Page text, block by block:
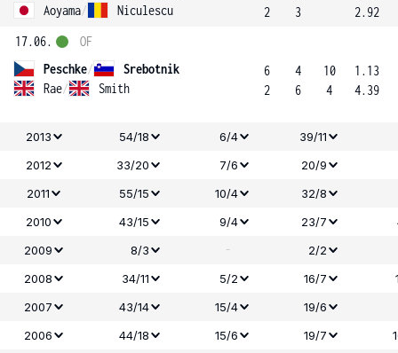
Aoyama/ Niculescu
2
3
2.92
17.06.
Peschke/
Srebotnik
Rae/ Smith
OF
6
2
4
6
10
4
1.13
4.39
2013 54/18 6/4 39/11
2012
33/20 7/6
20/9
2011
55/15 10/4 32/8
2010
43/15 9/4 23/7
2009
8/3 -
2/2
2008
34/11 5/2 16/7
2007
43/14 15/4 19/6
2006
44/18 15/6 19/7